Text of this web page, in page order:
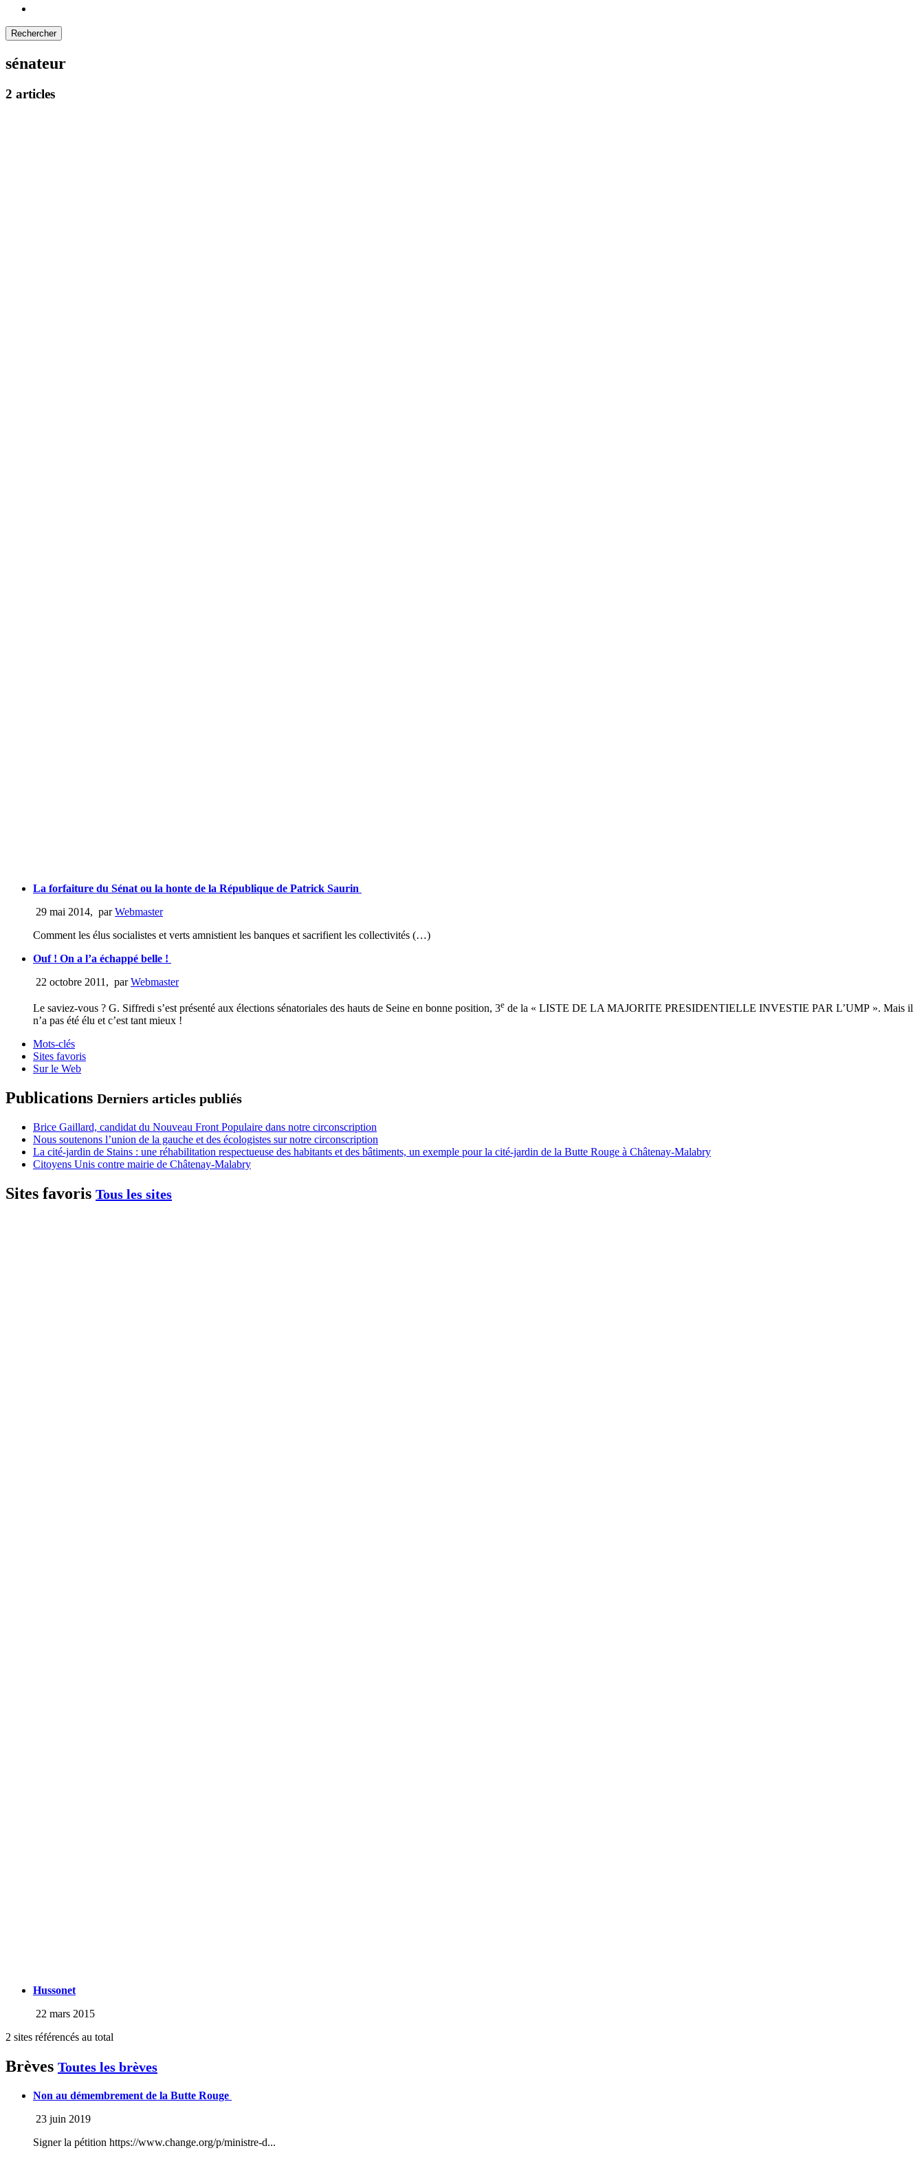
sénateur
2 articles
La forfaiture du Sénat ou la honte de la République de Patrick Saurin
29 mai 2014, parWebmaster
Comment les élus socialistes et verts amnistient les banques et sacrifient les collectivités (…)
Ouf ! On a l’a échappé belle !
22 octobre 2011 , parWebmaster
Le saviez-vous ? G. Siffredi s’est présenté aux élections sénatoriales des hauts de Seine en bonne position, 3e de la « LISTE DE LA MAJORITE PRESIDENTIELLE INVESTIE PAR L’UMP ». Mais il
n’a pas été élu et c’est tant mieux !
Mots-clés
Sites favoris
Sur le Web
Publications Derniers articles publiés
Brice Gaillard, candidat du Nouveau Front Populaire dans notre circonscription
Nous soutenons l’union de la gauche et des écologistes sur notre circonscription
La cité-jardin de Stains : une réhabilitation respectueuse des habitants et des bâtiments, un exemple pour la cité-jardin de la Butte Rouge à Châtenay-Malabry
Citoyens Unis contre mairie de Châtenay-Malabry
Sites favoris Tous les sites
Hussonet
22 mars 2015
2 sites référencés au total
Brèves Toutes les brèves
Non au démembrement de la Butte Rouge
23 juin 2019
Signer la pétition https://www.change.org/p/ministre-d...